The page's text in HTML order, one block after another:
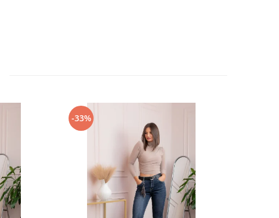
-33%